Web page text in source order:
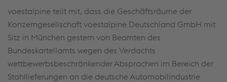
voestalpine teilt mit, dass die Geschäftsräume der
Konzerngesellschaft voestalpine Deutschland GmbH mit
Sitz in München gestern von Beamten des
Bundeskartellamts wegen des Verdachts
wettbewerbsbeschränkender Absprachen im Bereich der
Stahllieferungen an die deutsche Automobilindustrie